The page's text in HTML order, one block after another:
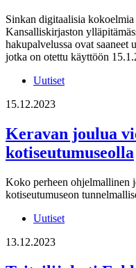
Sinkan digitaalisia
Kansalliskirjaston
hakupalvelussa ovat saaneet
jotka on otettu käyttöön
Uutiset
15.12.2023
Keravan joulua
kotiseutumuseolla
Koko perheen ohjelmallinen
kotiseutumuseon
Uutiset
13.12.2023